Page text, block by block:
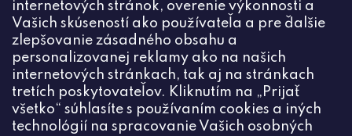
internetových stránok, overenie výkonnosti a
Vašich skúseností ako používateľa a pre ďalšie
zlepšovanie zásadného obsahu a
personalizovanej reklamy ako na našich
internetových stránkach, tak aj na stránkach
tretích poskytovateľov. Kliknutím na „Prijať
všetko“ súhlasíte s používaním cookies a iných
technológií na spracovanie Vašich osobných
Kontakt
+420774444191